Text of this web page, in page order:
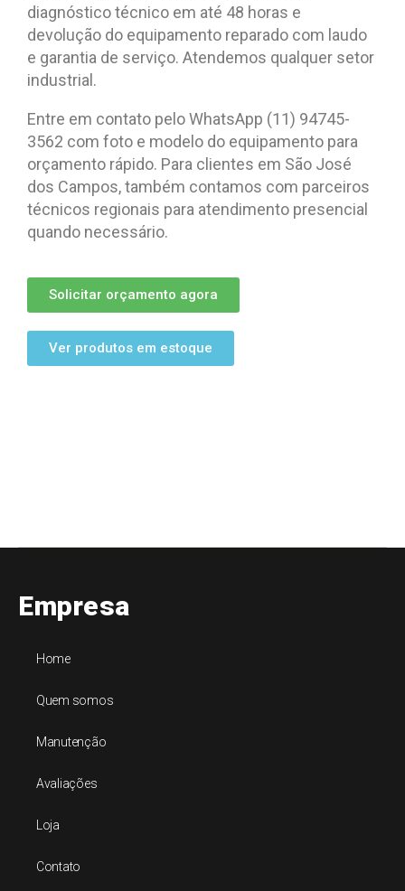
diagnóstico técnico em até 48 horas e
devolução do equipamento reparado com laudo
e garantia de serviço. Atendemos qualquer setor
industrial.
Entre em contato pelo WhatsApp (11) 94745-
3562 com foto e modelo do equipamento para
orçamento rápido. Para clientes em São José
dos Campos, também contamos com parceiros
técnicos regionais para atendimento presencial
quando necessário.
Solicitar orçamento agora
Ver produtos em estoque
Empresa
Home
Quem somos
Manutenção
Avaliações
Loja
Contato